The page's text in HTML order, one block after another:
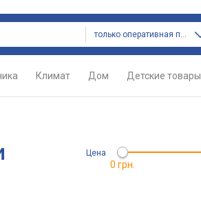
только оперативная память
Климат Дом Детские товары
Цена
0 грн.